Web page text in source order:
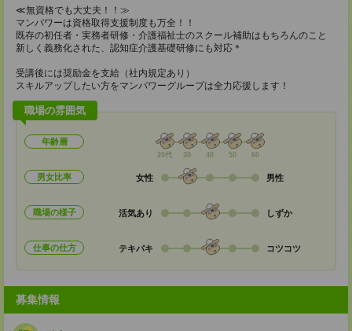
≪無資格でも大丈夫！！≫
マンパワーは資格取得支援制度も万全！！
既存の初任者・実務者研修・介護福祉士のスクール補助はもちろんのこと
新しく義務化された、認知症介護基礎研修にも対応＊
受講後には奨励金を支給（社内規定あり）
スキルアップしたい方をマンパワーグループは全力応援します！
職場の雰囲気
年齢層
20代 30 40 50 60
男女比率 女性 男性
職場の様子 活気あり しずか
仕事の仕方 テキパキ コツコツ
募集情報